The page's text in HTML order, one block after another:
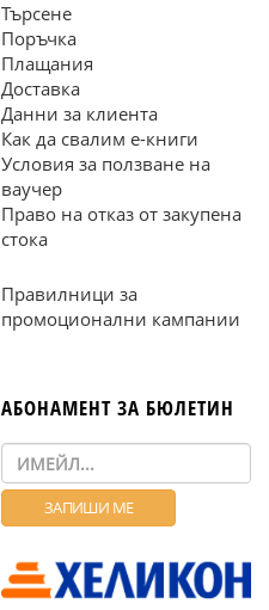
Търсене
Поръчка
Плащания
Доставка
Данни за клиента
Как да свалим е-книги
Условия за ползване на
ваучер
Право на отказ от закупена
стока
Правилници за
промоционални кампании
АБОНАМЕНТ ЗА БЮЛЕТИН